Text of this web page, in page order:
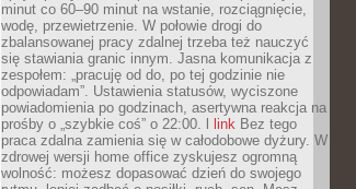
minut co 60–90 minut na wstanie, rozciągnięcie,
wodę, przewietrzenie. W połowie drogi do
zbalansowanej pracy zdalnej trzeba też nauczyć
się stawiania granic innym. Jasna komunikacja z
zespołem: „pracuję od do, po tej godzinie nie
odpowiadam”. Ustawienia statusów, wyciszone
powiadomienia po godzinach, asertywna reakcja na
prośby o „szybkie coś” o 22:00. l
link Bez tego
praca zdalna zamienia się w całodobowe dyżury. W
zdrowej wersji home office zyskujesz ogromną
wolność: możesz dopasować dzień do swojego